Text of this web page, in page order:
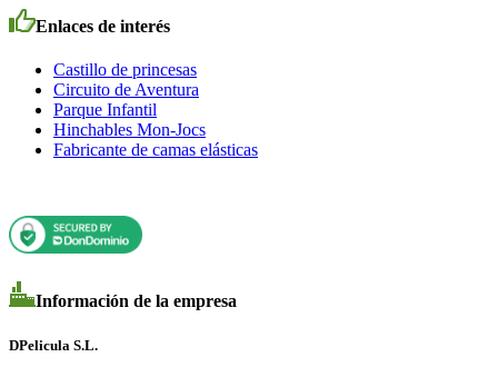
Enlaces de interés
Castillo de princesas
Circuito de Aventura
Parque Infantil
Hinchables Mon-Jocs
Fabricante de camas elásticas
Información de la empresa
DPelicula S.L.